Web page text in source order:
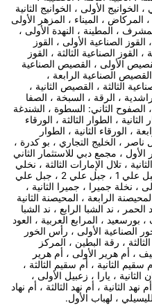
الأولى ، الخوانيج الثانية
المركاض ، الميناء ، المزهر الأولى
، المطينة ، النهدة الأولى ،
القوز الصناعية الأولى ، القوز
، القوز الصناعية الثالثة ، القوز
الأولى ، القصيص الصناعية
الصناعية الرابعة ،
الثالثة ، القصيص الثانية ،
، الرقة ، السبخة ، الصفا
، الصفوح الثاني: السطوة ، الشندغة
، الطوار الثالثة ، الورقاء
، الورقاء الثانية ، الطوار
ناصر ، الخليج التجاري ، بو كدرة ،
، مجمع دبي للاستثمار الثاني
، تلال الإمارات الثالثة ، نخلي
، حتا ، هور العنز ، هور العنز شرق ، جبل علي 1 ، جبل علي 2 ، جبل علي
، نخلة جميرا ، جميرا الثانية ،
الرابعة ، المحيصنة الثانية
، ند الشبا الرابع ، ند الشبا
بورسعيد ، المرابع العربية ، العود
الصناعية الأولى ، رأس الخور
، رقة البطين ، المركز
التجاري 2 ، أم الشيف ، أم هرير الأولى ، أم هرير
الثانية ، أم سقيم الثالثة ،
، يارا ، زعبيل الأولى ،
الثانية ، أم نهد الثالثة ، أم نهاد
، لهباب الأول.